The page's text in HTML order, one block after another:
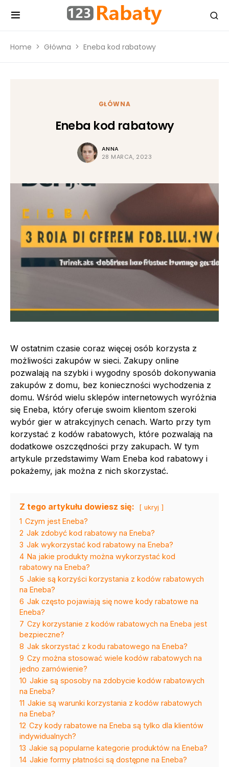
Home Główna Eneba kod rabatowy
GŁÓWNA
Eneba kod rabatowy
ANNA
28 MARCA, 2023
W ostatnim czasie coraz więcej osób korzysta z
możliwości zakupów w sieci. Zakupy online
pozwalają na szybki i wygodny sposób dokonywania
zakupów z domu, bez konieczności wychodzenia z
domu. Wśród wielu sklepów internetowych wyróżnia
się Eneba, który oferuje swoim klientom szeroki
wybór gier w atrakcyjnych cenach. Warto przy tym
korzystać z kodów rabatowych, które pozwalają na
dodatkowe oszczędności przy zakupach. W tym
artykule przedstawimy Wam Eneba kod rabatowy i
pokażemy, jak można z nich skorzystać.
Z tego artykułu dowiesz się: ukryj
1 Czym jest Eneba?
2 Jak zdobyć kod rabatowy na Eneba?
3 Jak wykorzystać kod rabatowy na Eneba?
4 Na jakie produkty można wykorzystać kod
rabatowy na Eneba?
5 Jakie są korzyści korzystania z kodów rabatowych
na Eneba?
6 Jak często pojawiają się nowe kody rabatowe na
Eneba?
7 Czy korzystanie z kodów rabatowych na Eneba jest
bezpieczne?
8 Jak skorzystać z kodu rabatowego na Eneba?
9 Czy można stosować wiele kodów rabatowych na
jedno zamówienie?
10 Jakie są sposoby na zdobycie kodów rabatowych
na Eneba?
11 Jakie są warunki korzystania z kodów rabatowych
na Eneba?
12 Czy kody rabatowe na Eneba są tylko dla klientów
indywidualnych?
13 Jakie są popularne kategorie produktów na Eneba?
14 Jakie formy płatności są dostępne na Eneba?